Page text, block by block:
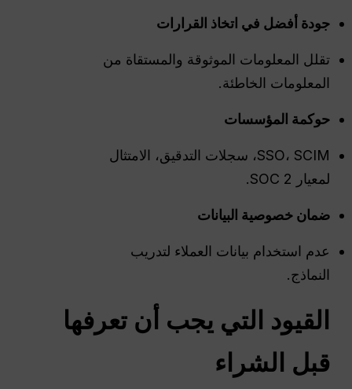
جودة أفضل في اتخاذ القرارات
تقلل المعلومات الموثوقة والمستقاة من
المعلومات الخاطئة.
حوكمة المؤسسات
SSO، SCIM، سجلات التدقيق، الامتثال
لمعيار SOC 2.
ضمان خصوصية البيانات
عدم استخدام بيانات العملاء لتدريب
النماذج.
القيود التي يجب أن تعرفها
قبل الشراء